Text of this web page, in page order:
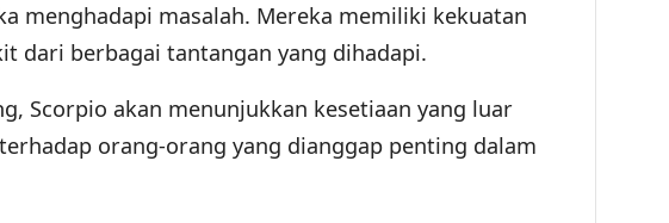
menghadapi masalah. Mereka memiliki kekuatan
dari berbagai tantangan yang dihadapi.
Scorpio akan menunjukkan kesetiaan yang luar
orang-orang yang dianggap penting dalam